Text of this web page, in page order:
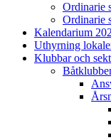
Ordinarie
Ordinarie
Kalendarium
Uthyrning
Klubbar och